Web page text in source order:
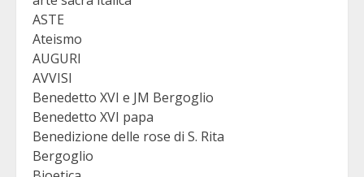
ASTE
Ateismo
AUGURI
AVVISI
Benedetto XVI e JM Bergoglio
Benedetto XVI papa
Benedizione delle rose di S. Rita
Bergoglio